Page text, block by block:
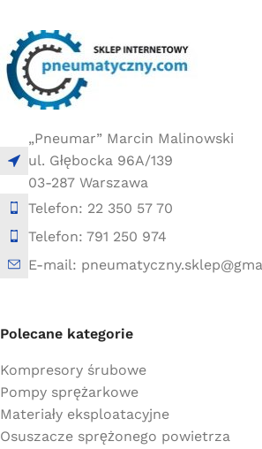
„Pneumar” Marcin Malinowski
ul. Głębocka 96A/139
03-287 Warszawa
Telefon: 22 350 57 70
Telefon: 791 250 974
E-mail:
Polecane kategorie
Kompresory śrubowe
Pompy sprężarkowe
Materiały eksploatacyjne
Osuszacze sprężonego powietrza